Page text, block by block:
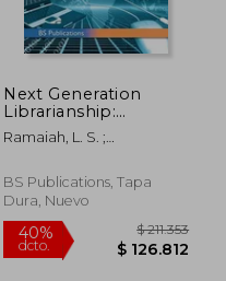
50%
Next Generation
Librarianship:
Strategies For
Change Management
Ramaiah, L. S. ;
Sujatha, G.
BS Publications, Tapa
Dura, Nuevo